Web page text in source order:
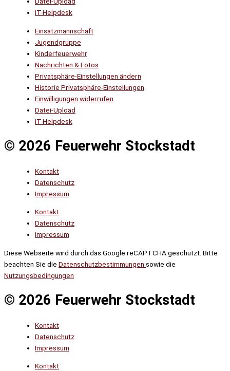
IT-Helpdesk
Einsatzmannschaft
Jugendgruppe
Kinderfeuerwehr
Nachrichten & Fotos
Privatsphäre-Einstellungen ändern
Historie Privatsphäre-Einstellungen
Einwilligungen widerrufen
Datei-Upload
IT-Helpdesk
© 2026 Feuerwehr Stockstadt
Kontakt
Datenschutz
Impressum
Kontakt
Datenschutz
Impressum
Diese Webseite wird durch das Google reCAPTCHA geschützt. Bitte
beachten Sie die Datenschutzbestimmungen sowie die
Nutzungsbedingungen
© 2026 Feuerwehr Stockstadt
Kontakt
Datenschutz
Impressum
Kontakt